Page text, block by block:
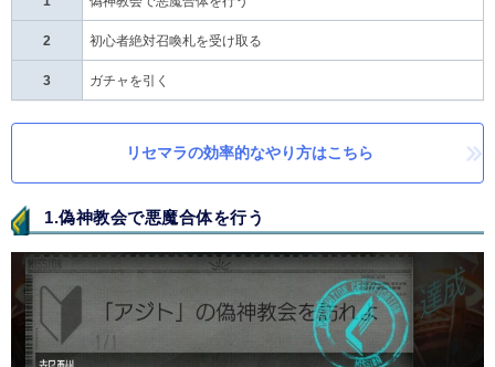
2 初心者絶対召喚札を受け取る
3 ガチャを引く
リセマラの効率的なやり方はこちら
1.偽神教会で悪魔合体を行う